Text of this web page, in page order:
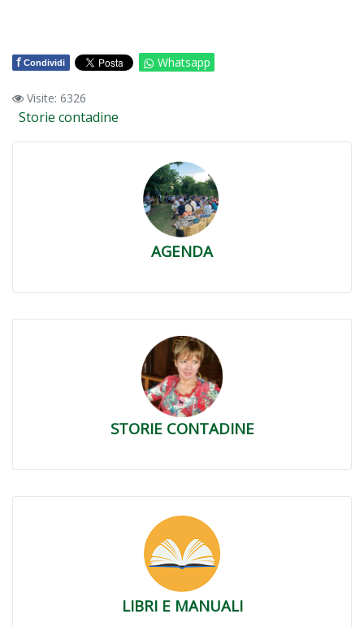
f Condividi Whatsapp
Visite: 6326
Storie contadine
AGENDA
STORIE CONTADINE
LIBRI E MANUALI